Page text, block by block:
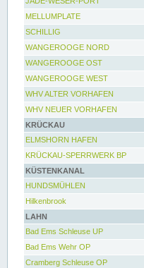
MELLUMPLATE
SCHILLIG
WANGEROOGE NORD
WANGEROOGE OST
WANGEROOGE WEST
WHV ALTER VORHAFEN
WHV NEUER VORHAFEN
KRÜCKAU
ELMSHORN HAFEN
KRÜCKAU-SPERRWERK BP
KÜSTENKANAL
HUNDSMÜHLEN
Hilkenbrook
LAHN
Bad Ems Schleuse UP
Bad Ems Wehr OP
Cramberg Schleuse OP